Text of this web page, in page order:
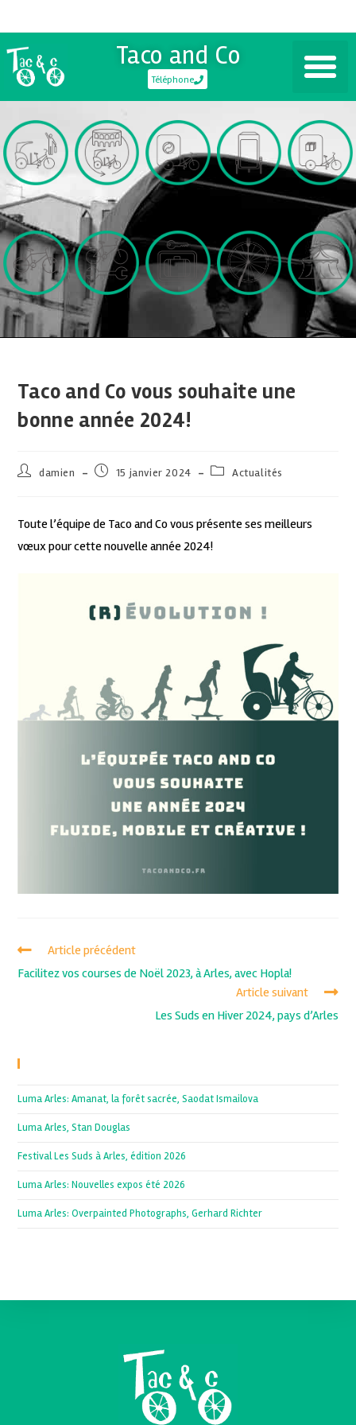
Taco and Co
Téléphone
Taco and Co vous souhaite une
bonne année 2024!
damien 15 janvier 2024 Actualités
Toute l’équipe de Taco and Co vous présente ses meilleurs
vœux pour cette nouvelle année 2024!
Article précédent
Facilitez vos courses de Noël 2023, à Arles, avec Hopla!
Article suivant
Les Suds en Hiver 2024, pays d’Arles
Luma Arles: Amanat, la forêt sacrée, Saodat Ismailova
Luma Arles, Stan Douglas
Festival Les Suds à Arles, édition 2026
Luma Arles: Nouvelles expos été 2026
Luma Arles: Overpainted Photographs, Gerhard Richter